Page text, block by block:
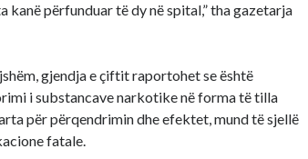
kanë përfunduar të dy në spital,” tha gazetarja
gjendja e çiftit raportohet se është
i substancave narkotike në forma të tilla
për përqendrimin dhe efektet, mund të sjellë
fatale.